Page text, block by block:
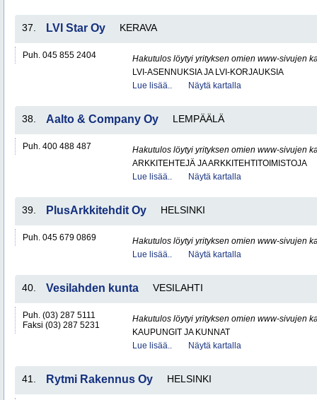
37. LVI Star Oy KERAVA
Puh. 045 855 2404
Hakutulos löytyi yrityksen omien www-sivujen
LVI-ASENNUKSIA JA LVI-KORJAUKSIA
Lue lisää..
Näytä kartalla
38. Aalto & Company Oy LEMPÄÄLÄ
Puh. 400 488 487
Hakutulos löytyi yrityksen omien www-sivujen
ARKKITEHTEJÄ JA ARKKITEHTITOIMISTOJA
Lue lisää..
Näytä kartalla
39. PlusArkkitehdit Oy HELSINKI
Puh. 045 679 0869
Hakutulos löytyi yrityksen omien www-sivujen
Lue lisää..
Näytä kartalla
40. Vesilahden kunta VESILAHTI
Puh. (03) 287 5111
Faksi (03) 287 5231
Hakutulos löytyi yrityksen omien www-sivujen
KAUPUNGIT JA KUNNAT
Lue lisää..
Näytä kartalla
41. Rytmi Rakennus Oy HELSINKI